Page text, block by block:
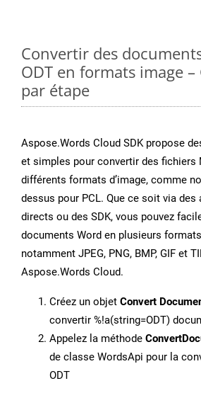
Convertir des
ODT en formats image
par étape
Aspose.Words Cloud SDK propose
et simples pour convertir des fichiers
différents formats d’image, comme
dessus pour PCL. Que ce soit via des
directs ou des SDK, vous pouvez
documents Word en plusieurs formats
notamment JPEG, PNG, BMP, GIF et
Aspose.Words Cloud.
Créez un objet Convert
convertir %!a(string=ODT)
Appelez la méthode
de classe WordsApi pour la
ODT